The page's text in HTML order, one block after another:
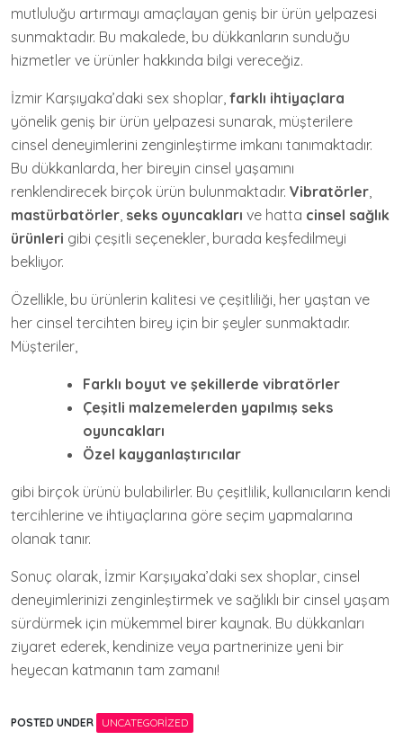
mutluluğu artırmayı amaçlayan geniş bir ürün yelpazesi
sunmaktadır. Bu makalede, bu dükkanların sunduğu
hizmetler ve ürünler hakkında bilgi vereceğiz.
İzmir Karşıyaka’daki sex shoplar, farklı ihtiyaçlara
yönelik geniş bir ürün yelpazesi sunarak, müşterilere
cinsel deneyimlerini zenginleştirme imkanı tanımaktadır.
Bu dükkanlarda, her bireyin cinsel yaşamını
renklendirecek birçok ürün bulunmaktadır. Vibratörler,
mastürbatörler, seks oyuncakları ve hatta cinsel sağlık
ürünleri gibi çeşitli seçenekler, burada keşfedilmeyi
bekliyor.
Özellikle, bu ürünlerin kalitesi ve çeşitliliği, her yaştan ve
her cinsel tercihten birey için bir şeyler sunmaktadır.
Müşteriler,
Farklı boyut ve şekillerde vibratörler
Çeşitli malzemelerden yapılmış seks
oyuncakları
Özel kayganlaştırıcılar
gibi birçok ürünü bulabilirler. Bu çeşitlilik, kullanıcıların kendi
tercihlerine ve ihtiyaçlarına göre seçim yapmalarına
olanak tanır.
Sonuç olarak, İzmir Karşıyaka’daki sex shoplar, cinsel
deneyimlerinizi zenginleştirmek ve sağlıklı bir cinsel yaşam
sürdürmek için mükemmel birer kaynak. Bu dükkanları
ziyaret ederek, kendinize veya partnerinize yeni bir
heyecan katmanın tam zamanı!
POSTED UNDER UNCATEGORIZED